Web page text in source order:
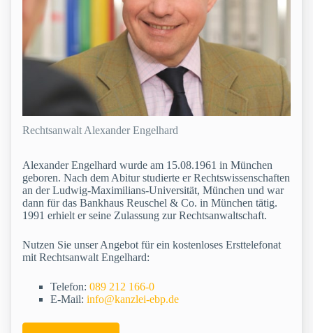
Rechtsanwalt Alexander Engelhard
Alexander Engelhard wurde am 15.08.1961 in München
geboren. Nach dem Abitur studierte er Rechtswissenschaften
an der Ludwig-Maximilians-Universität, München und war
dann für das Bankhaus Reuschel & Co. in München tätig.
1991 erhielt er seine Zulassung zur Rechtsanwaltschaft.
Nutzen Sie unser Angebot für ein kostenloses Ersttelefonat
mit Rechtsanwalt Engelhard:
Telefon: 089 212 166-0
E-Mail: info@kanzlei-ebp.de